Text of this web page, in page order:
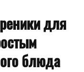
для
блюда